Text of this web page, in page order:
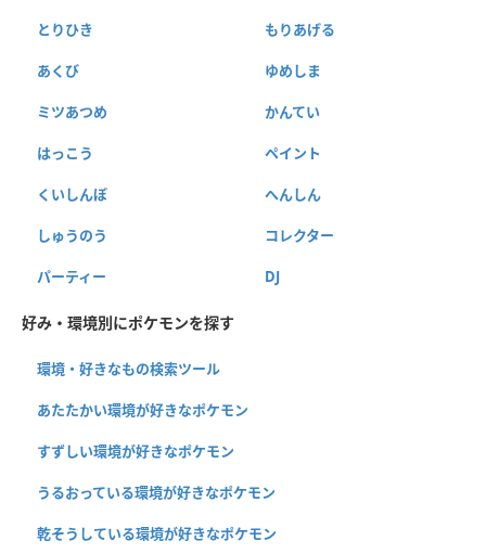
とりひき もりあげる
あくび ゆめしま
ミツあつめ かんてい
はっこう ペイント
くいしんぼ へんしん
しゅうのう コレクター
パーティー DJ
好み・環境別にポケモンを探す
環境・好きなもの検索ツール
あたたかい環境が好きなポケモン
すずしい環境が好きなポケモン
うるおっている環境が好きなポケモン
乾そうしている環境が好きなポケモン